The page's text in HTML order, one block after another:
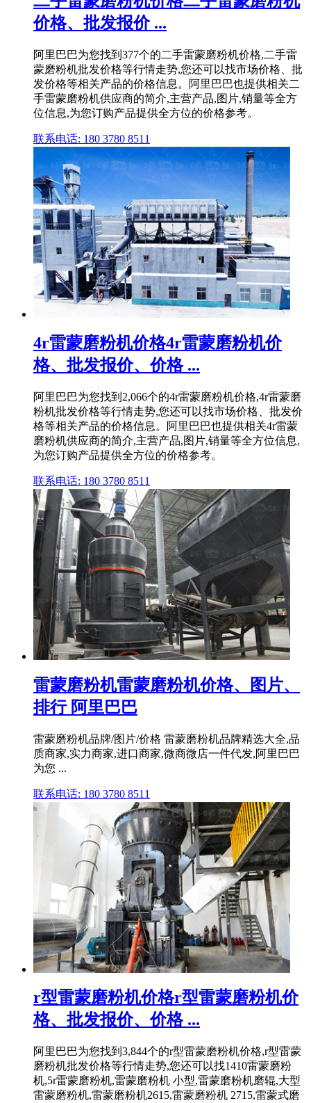
价格、批发报价 ...
阿里巴巴为您找到377个的二手雷蒙磨粉机价格,二手雷
蒙磨粉机批发价格等行情走势,您还可以找市场价格、批
发价格等相关产品的价格信息。阿里巴巴也提供相关二
手雷蒙磨粉机供应商的简介,主营产品,图片,销量等全方
位信息,为您订购产品提供全方位的价格参考。
联系电话: 180 3780 8511
4r雷蒙磨粉机价格4r雷蒙磨粉机价
格、批发报价、价格 ...
阿里巴巴为您找到2,066个的4r雷蒙磨粉机价格,4r雷蒙磨
粉机批发价格等行情走势,您还可以找市场价格、批发价
格等相关产品的价格信息。阿里巴巴也提供相关4r雷蒙
磨粉机供应商的简介,主营产品,图片,销量等全方位信息,
为您订购产品提供全方位的价格参考。
联系电话: 180 3780 8511
雷蒙磨粉机雷蒙磨粉机价格、图片、
排行 阿里巴巴
雷蒙磨粉机品牌/图片/价格 雷蒙磨粉机品牌精选大全,品
质商家,实力商家,进口商家,微商微店一件代发,阿里巴巴
为您 ...
联系电话: 180 3780 8511
r型雷蒙磨粉机价格r型雷蒙磨粉机价
格、批发报价、价格 ...
阿里巴巴为您找到3,844个的r型雷蒙磨粉机价格,r型雷蒙
磨粉机批发价格等行情走势,您还可以找1410雷蒙磨粉
机,5r雷蒙磨粉机,雷蒙磨粉机 小型,雷蒙磨粉机磨辊,大型
雷蒙磨粉机,雷蒙磨粉机2615,雷蒙磨粉机 2715,雷蒙式磨